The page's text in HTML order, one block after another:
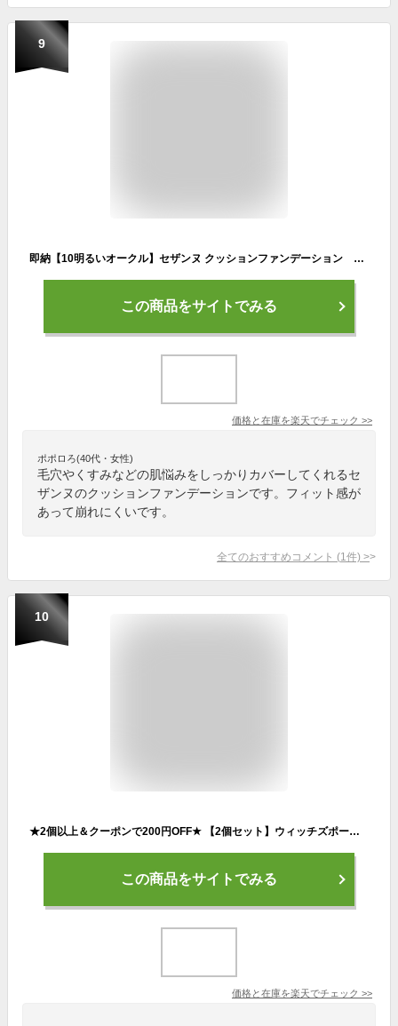
9
即納【10明るいオークル】セザンヌ クッションファンデーション 10 明るいオークル メイクアップ ファンデーション/パウダー
この商品をサイトでみる
価格と在庫を楽天でチェック >>
ポポロろ(40代・女性)
毛穴やくすみなどの肌悩みをしっかりカバーしてくれるセ
ザンヌのクッションファンデーションです。フィット感が
あって崩れにくいです。
全てのおすすめコメント (1 件) >
10
★2個以上＆クーポンで200円OFF★ 【2個セット】ウィッチズポーチ ヴェルベットトゥーウェイケーキ 韓国コスメ フェイスパウダー ファンデ ファンデーション パウダー 化粧品 メイクアップ プチプラコスメ パクト パウダーファンデーション ゆうパケット 送料無料
この商品をサイトでみる
価格と在庫を楽天でチェック >>